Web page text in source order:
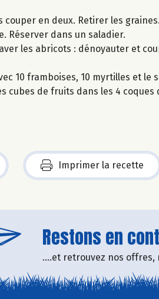
couper en deux. Retirer les
Réserver dans un saladier.
les abricots : dénoyauter et
10 framboises, 10 myrtilles et
cubes de fruits dans les 4
Imprimer la recette
Restons en
....et retrouvez nos offres,